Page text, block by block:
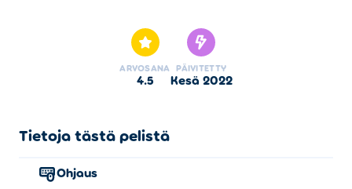
Autopelit -kategorian peleistä.
ARVOSANA
4.5
PÄIVITETTY
kesä 2022
Tietoja tästä pelistä
Ohjaus